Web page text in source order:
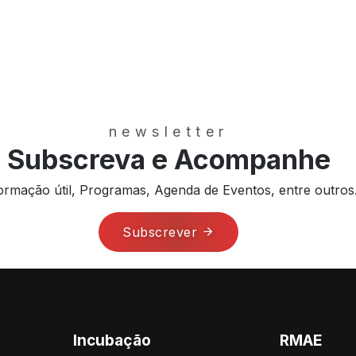
newsletter
Subscreva e Acompanhe
útil, Programas, Agenda de Eventos, entre
Subscrever
Incubação RMAE